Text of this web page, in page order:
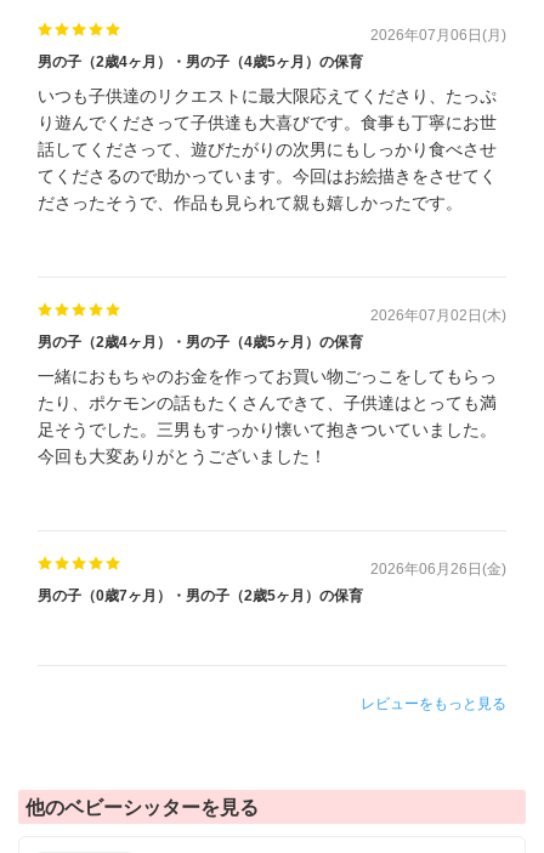
2026年07月06日(月)
男の子（2歳4ヶ月）・男の子（4歳5ヶ月）の保育
いつも子供達のリクエストに最大限応えてくださり、たっぷ
り遊んでくださって子供達も大喜びです。食事も丁寧にお世
話してくださって、遊びたがりの次男にもしっかり食べさせ
てくださるので助かっています。今回はお絵描きをさせてく
ださったそうで、作品も見られて親も嬉しかったです。
2026年07月02日(木)
男の子（2歳4ヶ月）・男の子（4歳5ヶ月）の保育
一緒におもちゃのお金を作ってお買い物ごっこをしてもらっ
たり、ポケモンの話もたくさんできて、子供達はとっても満
足そうでした。三男もすっかり懐いて抱きついていました。
今回も大変ありがとうございました！
2026年06月26日(金)
男の子（0歳7ヶ月）・男の子（2歳5ヶ月）の保育
レビューをもっと見る
他のベビーシッターを見る